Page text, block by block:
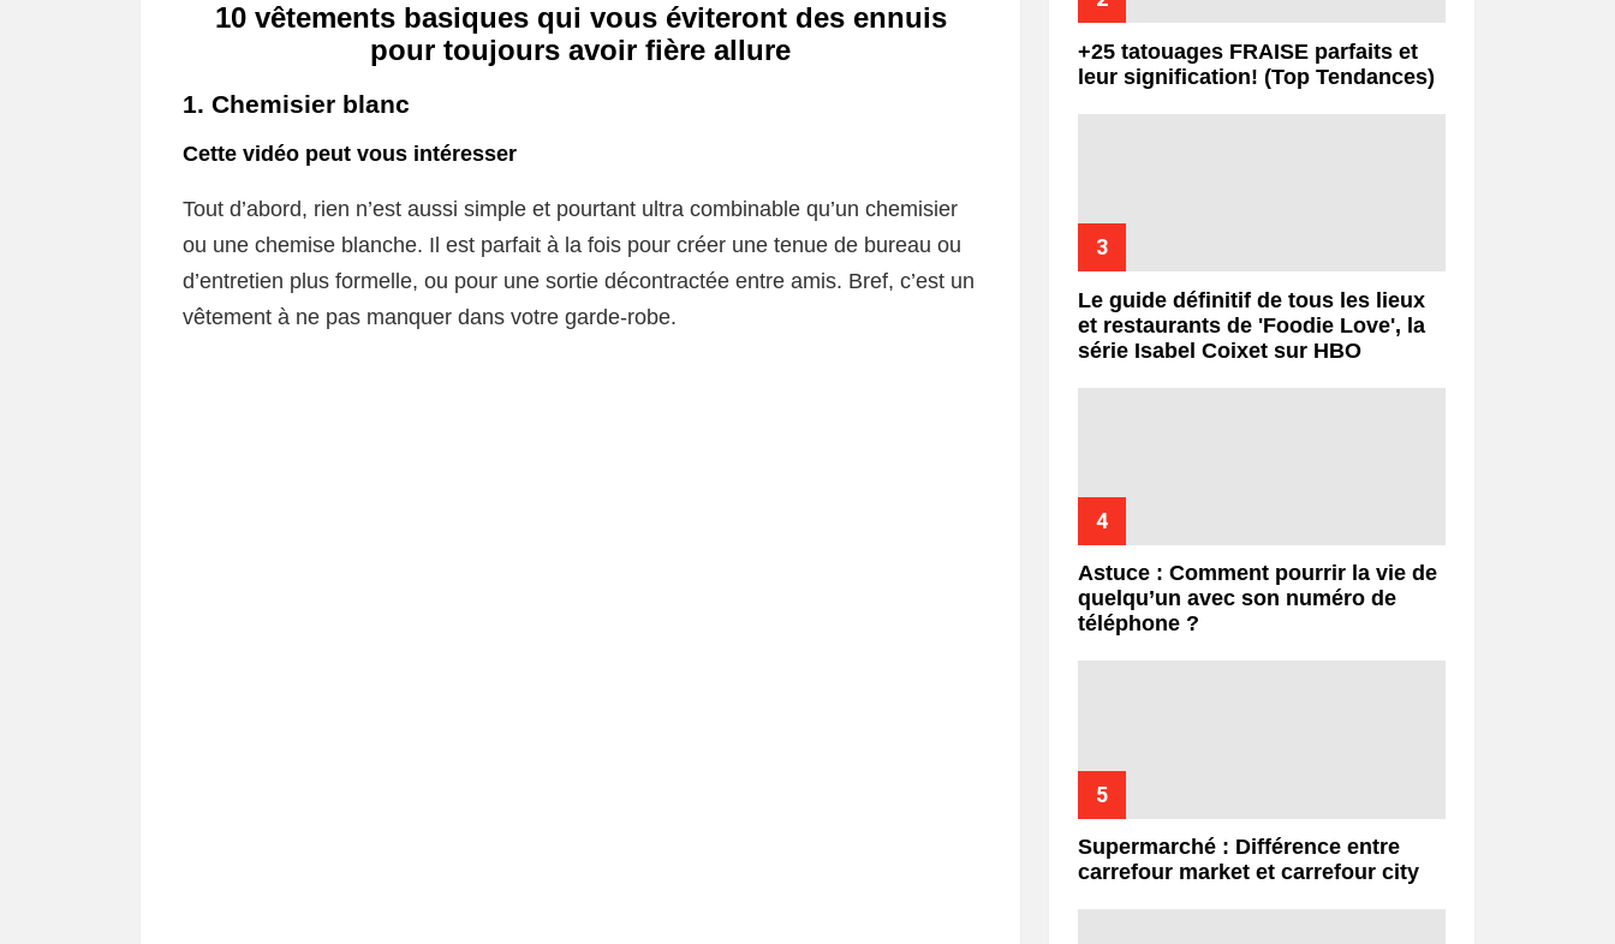
10 vêtements basiques qui vous éviteront des ennuis
pour toujours avoir fière allure
1. Chemisier blanc
Cette vidéo peut vous intéresser
Tout d’abord, rien n’est aussi simple et pourtant ultra combinable qu’un chemisier
ou une chemise blanche. Il est parfait à la fois pour créer une tenue de bureau ou
d’entretien plus formelle, ou pour une sortie décontractée entre amis. Bref, c’est un
vêtement à ne pas manquer dans votre garde-robe.
+25 tatouages ​​FRAISE parfaits et
leur signification! (Top Tendances)
Le guide définitif de tous les lieux
et restaurants de 'Foodie Love', la
série Isabel Coixet sur HBO
Astuce : Comment pourrir la vie de
quelqu’un avec son numéro de
téléphone ?
Supermarché : Différence entre
carrefour market et carrefour city